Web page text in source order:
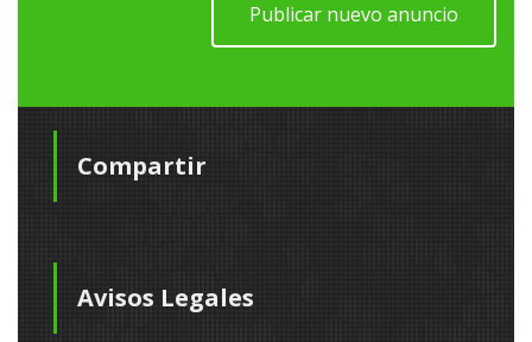
Publicar nuevo anuncio
Compartir
Avisos Legales